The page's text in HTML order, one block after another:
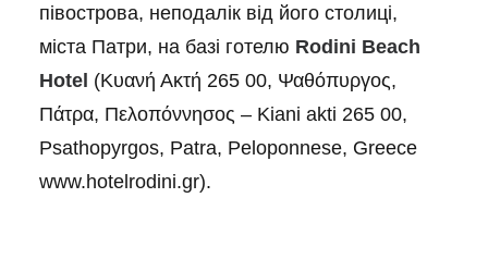
півострова, неподалік від його столиці,
міста Патри, на базі готелю Rodini Beach
Hotel (Κυανή Ακτή 265 00, Ψαθόπυργος,
Πάτρα, Πελοπόννησος – Kiani akti 265 00,
Psathopyrgos, Patra, Peloponnese, Greece
www.hotelrodini.gr).